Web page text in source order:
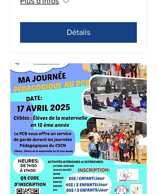
Détails